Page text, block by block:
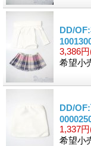
DD/
3,386円
希望小
DD/
1,337円
希望小